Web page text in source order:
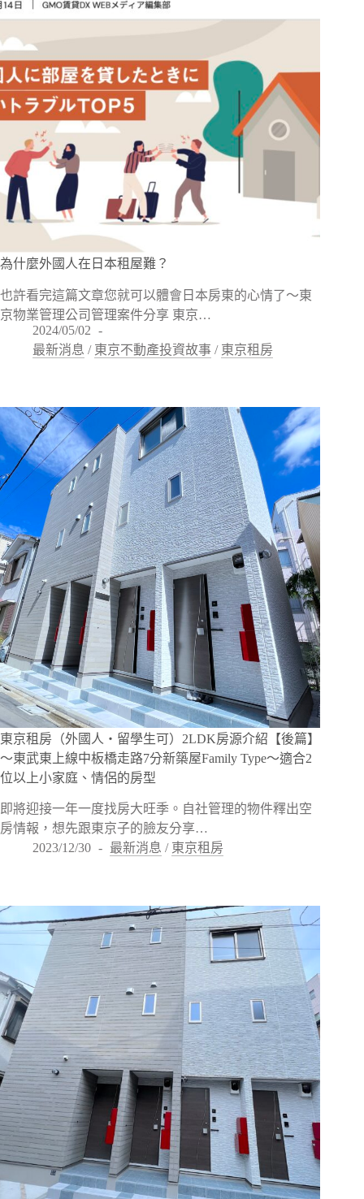
為什麼外國人在日本租屋難？
也許看完這篇文章您就可以體會日本房東的心情了～東
京物業管理公司管理案件分享 東京…
2024/05/02
最新消息 / 東京不動產投資故事 / 東京租房
東京租房（外國人・留學生可）2LDK房源介紹【後篇】
〜東武東上線中板橋走路7分新築屋Family Type〜適合2
位以上小家庭、情侶的房型
即將迎接一年一度找房大旺季。自社管理的物件釋出空
房情報，想先跟東京子的臉友分享…
2023/12/30
最新消息 / 東京租房